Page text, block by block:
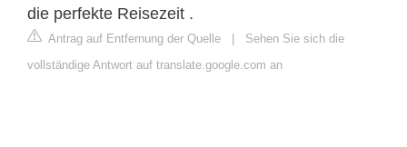
die perfekte Reisezeit .
Antrag auf Entfernung der Quelle
Sehen Sie sich die
vollständige Antwort auf translate.google.com an